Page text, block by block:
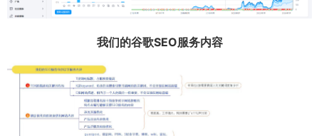
我们的谷歌SEO服务内容